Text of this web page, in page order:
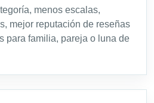
menos escalas,
mejor reputación de reseñas
para familia, pareja o luna de